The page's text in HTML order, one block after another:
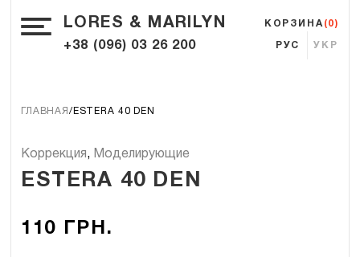
LORES & MARILYN
+38 (096) 03 26 200 РУС УКР
КОРЗИНА (0)
ГЛАВНАЯ ESTERA 40 DEN
Коррекция , Моделирующие
ESTERA 40 DEN
110 ГРН.